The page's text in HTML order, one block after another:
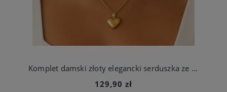
Komplet damski złoty elegancki serduszka ze stali chirurgicznej
129,90 zł